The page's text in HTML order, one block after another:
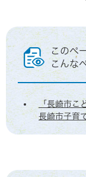
このペ
こんな
「長崎市こ
長崎市子育